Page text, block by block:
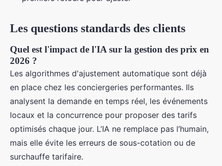
Les questions standards des clients
Quel est l'impact de l'IA sur la gestion des prix en
2026 ?
Les algorithmes d'ajustement automatique sont déjà
en place chez les conciergeries performantes. Ils
analysent la demande en temps réel, les événements
locaux et la concurrence pour proposer des tarifs
optimisés chaque jour. L’IA ne remplace pas l’humain,
mais elle évite les erreurs de sous-cotation ou de
surchauffe tarifaire.